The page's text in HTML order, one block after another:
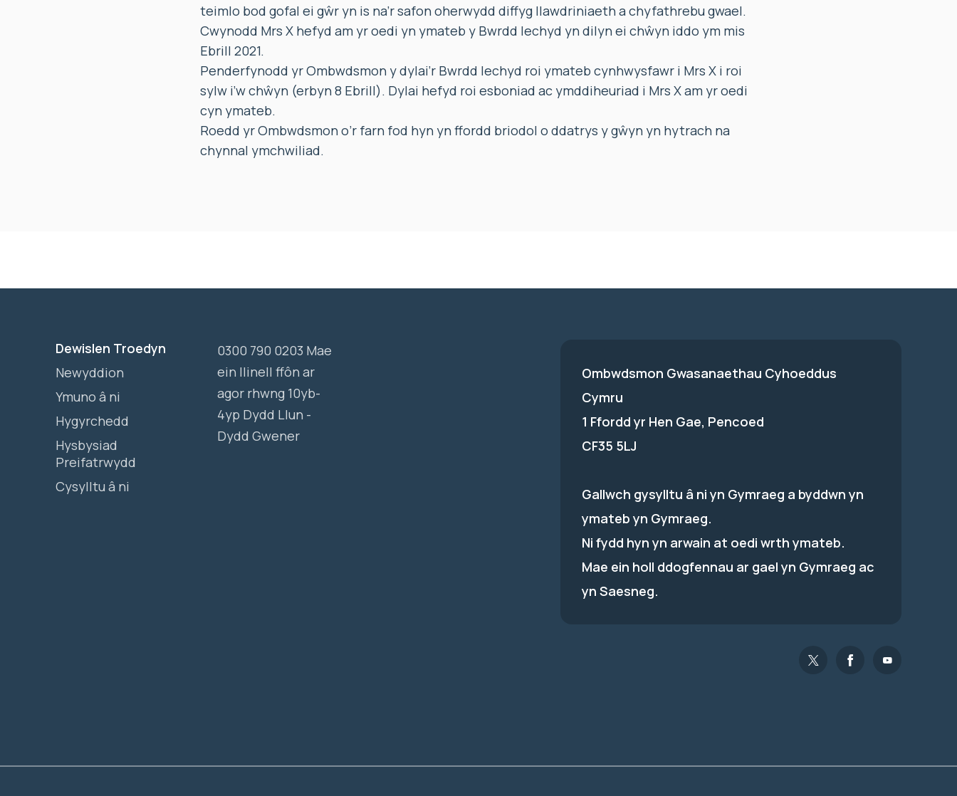
teimlo bod gofal ei gŵr yn is na’r safon oherwydd diffyg llawdriniaeth a chyfathrebu gwael.
Cwynodd Mrs X hefyd am yr oedi yn ymateb y Bwrdd Iechyd yn dilyn ei chŵyn iddo ym mis
Ebrill 2021.
Penderfynodd yr Ombwdsmon y dylai’r Bwrdd Iechyd roi ymateb cynhwysfawr i Mrs X i roi
sylw i’w chŵyn (erbyn 8 Ebrill). Dylai hefyd roi esboniad ac ymddiheuriad i Mrs X am yr oedi
cyn ymateb.
Roedd yr Ombwdsmon o’r farn fod hyn yn ffordd briodol o ddatrys y gŵyn yn hytrach na
chynnal ymchwiliad.
Dewislen Troedyn
Newyddion
Ymuno â ni
Hygyrchedd
Hysbysiad
Preifatrwydd
Cysylltu â ni
0300 790 0203 Mae
ein llinell ffôn ar
agor rhwng 10yb-
4yp Dydd Llun -
Dydd Gwener
Ombwdsmon Gwasanaethau Cyhoeddus
Cymru
1 Ffordd yr Hen Gae, Pencoed
CF35 5LJ
Gallwch gysylltu â ni yn Gymraeg a byddwn yn
ymateb yn Gymraeg.
Ni fydd hyn yn arwain at oedi wrth ymateb.
Mae ein holl ddogfennau ar gael yn Gymraeg ac
yn Saesneg.